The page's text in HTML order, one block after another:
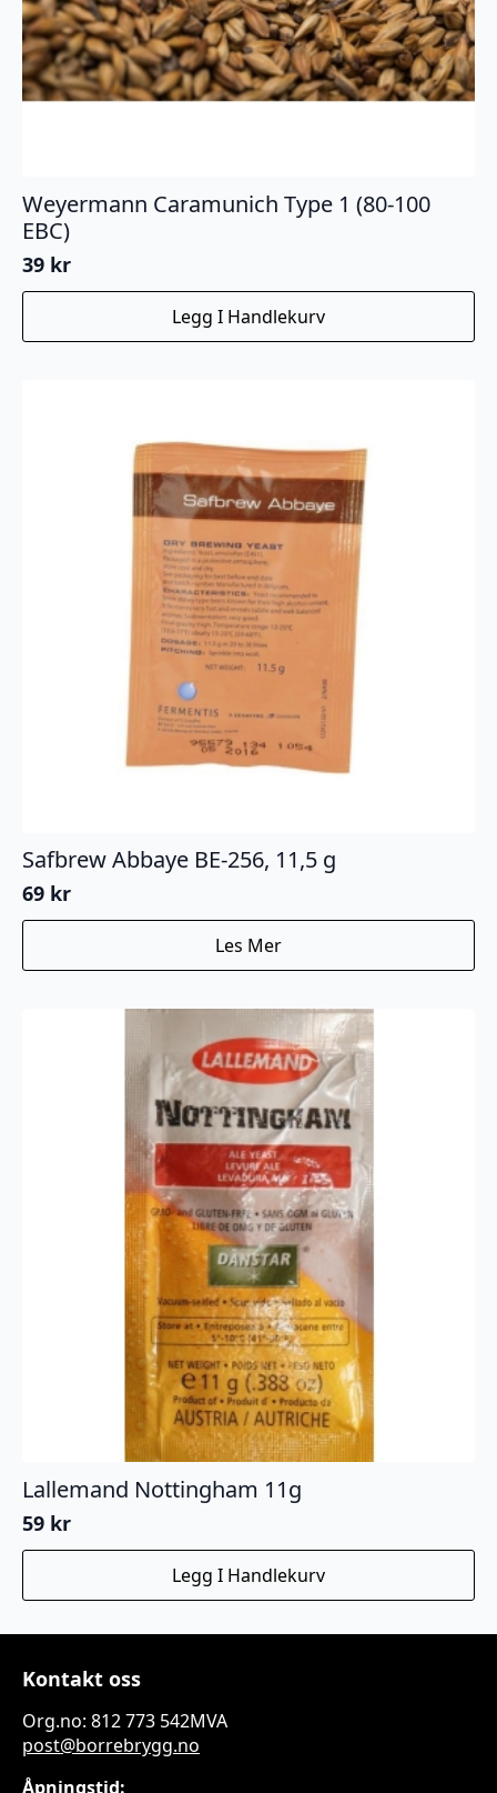
Weyermann Caramunich Type 1 (80-100
EBC)
39 kr
Legg I Handlekurv
Safbrew Abbaye BE-256, 11,5 g
69 kr
Les Mer
Lallemand Nottingham 11g
59 kr
Legg I Handlekurv
Kontakt oss
Org.no: 812 773 542MVA
post@borrebrygg.no
Åpningstid: